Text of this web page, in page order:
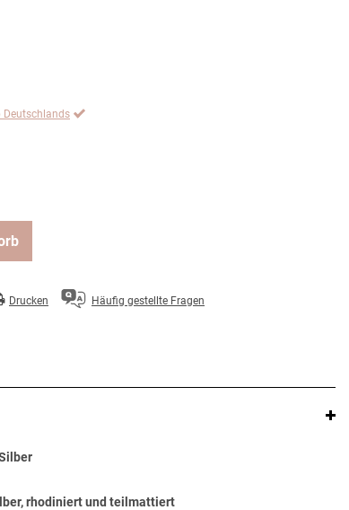
Deutschlands
Drucken Häufig gestellte Fragen
rhodiniert und teilmattiert